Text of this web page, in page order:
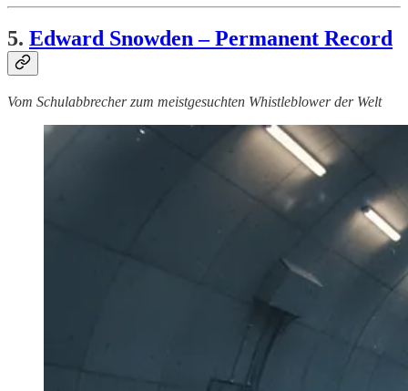
5. Edward Snowden – Permanent Record
Vom Schulabbrecher zum meistgesuchten Whistleblower der Welt